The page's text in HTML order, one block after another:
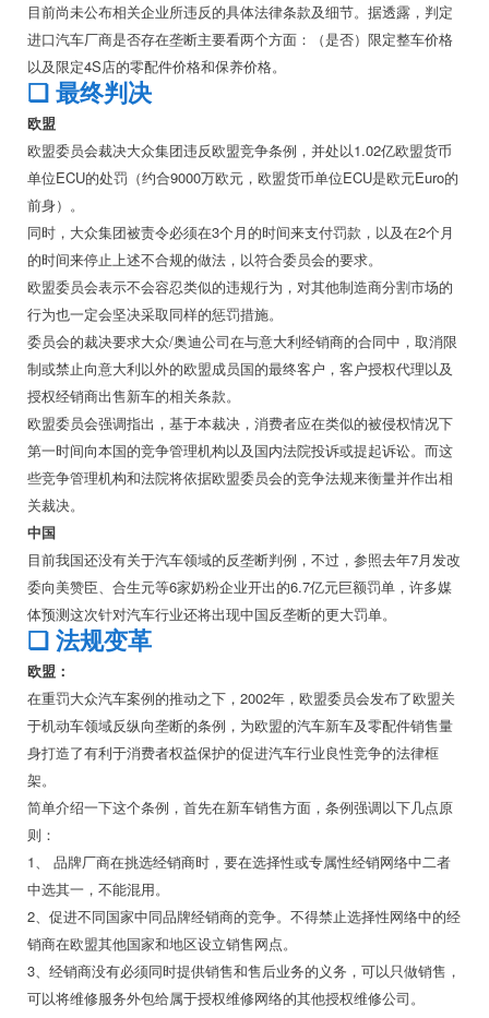
目前尚未公布相关企业所违反的具体法律条款及细节。据透露，判定
进口汽车厂商是否存在垄断主要看两个方面：（是否）限定整车价格
以及限定4S店的零配件价格和保养价格。
❏ 最终判决
欧盟
欧盟委员会裁决大众集团违反欧盟竞争条例，并处以1.02亿欧盟货币
单位ECU的处罚（约合9000万欧元，欧盟货币单位ECU是欧元Euro的
前身）。
同时，大众集团被责令必须在3个月的时间来支付罚款，以及在2个月
的时间来停止上述不合规的做法，以符合委员会的要求。
欧盟委员会表示不会容忍类似的违规行为，对其他制造商分割市场的
行为也一定会坚决采取同样的惩罚措施。
委员会的裁决要求大众/奥迪公司在与意大利经销商的合同中，取消限
制或禁止向意大利以外的欧盟成员国的最终客户，客户授权代理以及
授权经销商出售新车的相关条款。
欧盟委员会强调指出，基于本裁决，消费者应在类似的被侵权情况下
第一时间向本国的竞争管理机构以及国内法院投诉或提起诉讼。而这
些竞争管理机构和法院将依据欧盟委员会的竞争法规来衡量并作出相
关裁决。
中国
目前我国还没有关于汽车领域的反垄断判例，不过，参照去年7月发改
委向美赞臣、合生元等6家奶粉企业开出的6.7亿元巨额罚单，许多媒
体预测这次针对汽车行业还将出现中国反垄断的更大罚单。
❏ 法规变革
欧盟：
在重罚大众汽车案例的推动之下，2002年，欧盟委员会发布了欧盟关
于机动车领域反纵向垄断的条例，为欧盟的汽车新车及零配件销售量
身打造了有利于消费者权益保护的促进汽车行业良性竞争的法律框
架。
简单介绍一下这个条例，首先在新车销售方面，条例强调以下几点原
则：
1、 品牌厂商在挑选经销商时，要在选择性或专属性经销网络中二者
中选其一，不能混用。
2、促进不同国家中同品牌经销商的竞争。不得禁止选择性网络中的经
销商在欧盟其他国家和地区设立销售网点。
3、经销商没有必须同时提供销售和售后业务的义务，可以只做销售，
可以将维修服务外包给属于授权维修网络的其他授权维修公司。